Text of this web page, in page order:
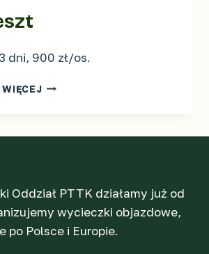
dni, 900 zł/os.
WIĘCEJBUDAPESZT
Oddział PTTK działamy już od
wycieczki objazdowe,
po Polsce i Europie.